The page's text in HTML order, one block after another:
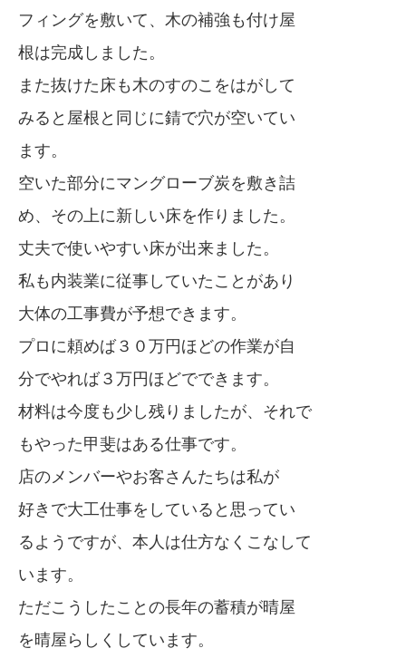
フィングを敷いて、木の補強も付け屋
根は完成しました。
また抜けた床も木のすのこをはがして
みると屋根と同じに錆で穴が空いてい
ます。
空いた部分にマングローブ炭を敷き詰
め、その上に新しい床を作りました。
丈夫で使いやすい床が出来ました。
私も内装業に従事していたことがあり
大体の工事費が予想できます。
プロに頼めば３０万円ほどの作業が自
分でやれば３万円ほどでできます。
材料は今度も少し残りましたが、それで
もやった甲斐はある仕事です。
店のメンバーやお客さんたちは私が
好きで大工仕事をしていると思ってい
るようですが、本人は仕方なくこなして
います。
ただこうしたことの長年の蓄積が晴屋
を晴屋らしくしています。